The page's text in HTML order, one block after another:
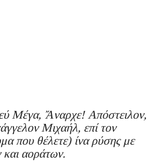
Μέγα, Ἄναρχε! Απόστειλον,
Μιχαήλ, επί τον
που θέλετε) ίνα ρύσης με
αοράτων.